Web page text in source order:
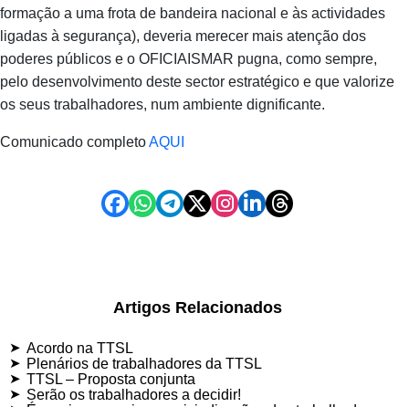
formação a uma frota de bandeira nacional e às actividades
ligadas à segurança), deveria merecer mais atenção dos
poderes públicos e o OFICIAISMAR pugna, como sempre,
pelo desenvolvimento deste sector estratégico e que valorize
os seus trabalhadores, num ambiente dignificante.
Comunicado completoAQUI
Artigos Relacionados
Acordo na TTSL
Plenários de trabalhadores da TTSL
TTSL – Proposta conjunta
Serão os trabalhadores a decidir!